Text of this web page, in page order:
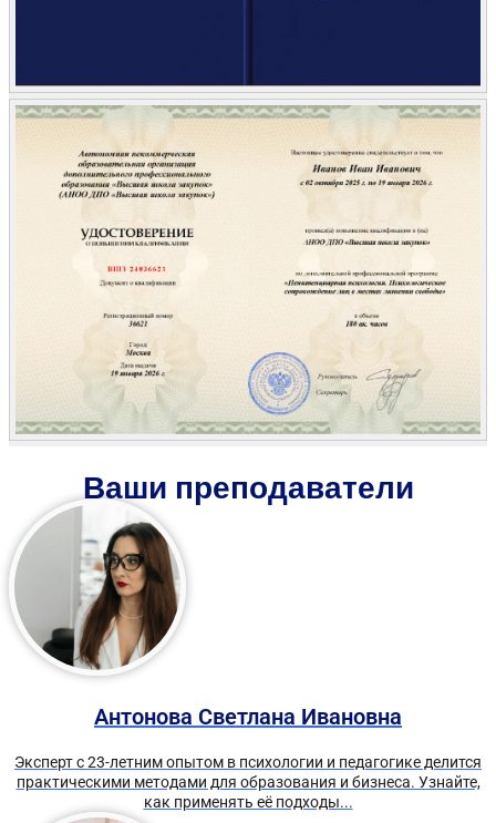
Ваши преподаватели
Антонова Светлана Ивановна
Эксперт с 23-летним опытом в психологии и педагогике делится
практическими методами для образования и бизнеса. Узнайте,
как применять её подходы...